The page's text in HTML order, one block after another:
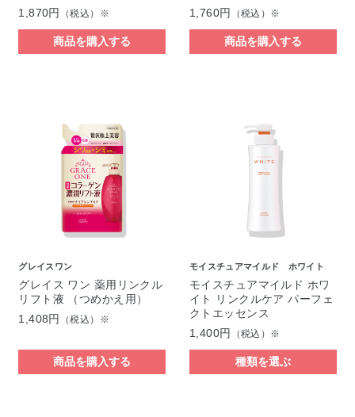
1,870円
（税込）※
商品を購入する
1,760円
（税込）※
商品を購入する
グレイスワン
グレイス ワン 薬用リンクル
リフト液 （つめかえ用）
1,408円
（税込）※
商品を購入する
モイスチュアマイルド ホワイト
モイスチュアマイルド ホワ
イト リンクルケア パーフェ
クトエッセンス
1,400円
（税込）※
種類を選ぶ